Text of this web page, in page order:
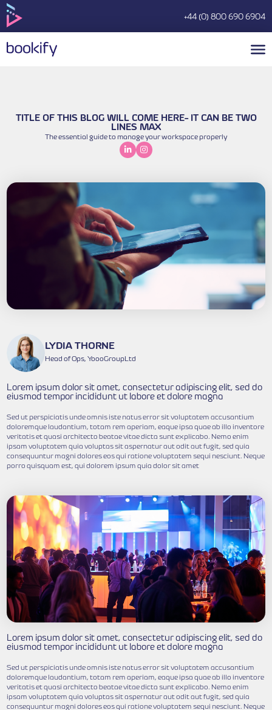
LINES MAX
The essential guide to manage your
LYDIA THORNE
Head of Ops, YoooGroupLtd
Lorem ipsum dolor sit amet, consectetur
eiusmod tempor incididunt ut labore et
Sed ut perspiciatis unde omnis iste natus error sit
doloremque laudantium, totam rem aperiam, eaque
veritatis et quasi architecto beatae vitae dicta sunt
ipsam voluptatem quia voluptas sit aspernatur aut
consequuntur magni dolores eos qui ratione
porro quisquam est, qui dolorem ipsum quia dolor sit